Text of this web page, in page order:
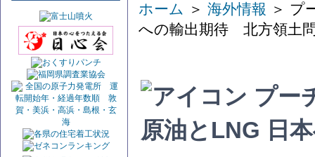
ホーム ＞ 海外情報 ＞ プ
への輸出期待 北方領土
プー
原油とLNG 日